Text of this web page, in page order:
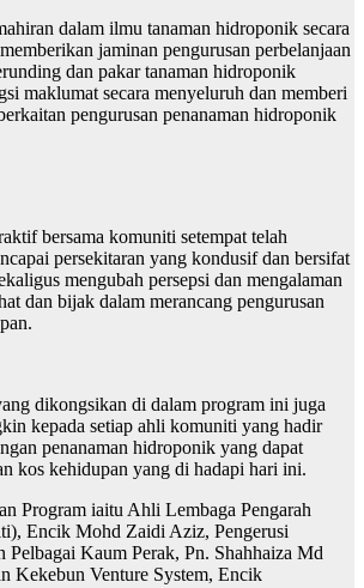
dalam ilmu tanaman hidroponik secara
jaminan pengurusan perbelanjaan
dan pakar tanaman hidroponik
maklumat secara menyeluruh dan memberi
pengurusan penanaman hidroponik
bersama komuniti setempat telah
persekitaran yang kondusif dan bersifat
mengubah persepsi dan mengalaman
dan bijak dalam merancang pengurusan
dikongsikan di dalam program ini juga
kepada setiap ahli komuniti yang hadir
penanaman hidroponik yang dapat
kos kehidupan yang di hadapi hari ini.
Program iaitu Ahli Lembaga Pengarah
Encik Mohd Zaidi Aziz, Pengerusi
Pelbagai Kaum Perak, Pn. Shahhaiza Md
Kekebun Venture System, Encik